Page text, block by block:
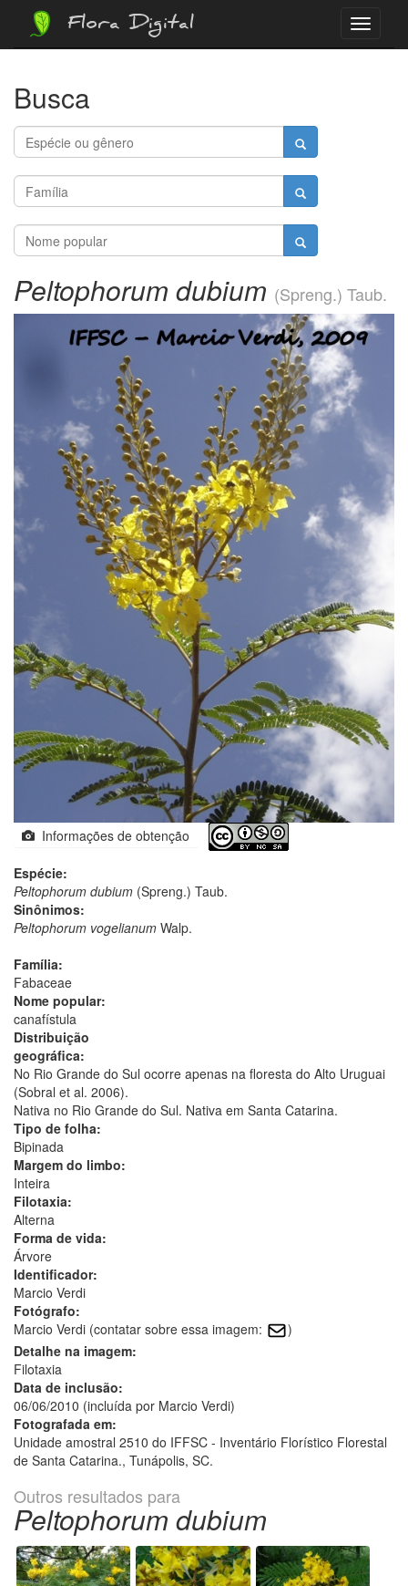
Menu
Flora Digital
Busca
Peltophorum dubium (Spreng.) Taub.
Informações de obtenção
Espécie:
Peltophorum dubium (Spreng.) Taub.
Sinônimos:
Peltophorum vogelianum Walp.
Família:
Fabaceae
Nome popular:
canafístula
Distribuição
geográfica:
No Rio Grande do Sul ocorre apenas na floresta do Alto Uruguai
(Sobral et al. 2006).
Nativa no Rio Grande do Sul. Nativa em Santa Catarina.
Tipo de folha:
Bipinada
Margem do limbo:
Inteira
Filotaxia:
Alterna
Forma de vida:
Árvore
Identificador:
Marcio Verdi
Fotógrafo:
Marcio Verdi (contatar sobre essa imagem:
)
Detalhe na imagem:
Filotaxia
Data de inclusão:
06/06/2010 (incluída por Marcio Verdi)
Fotografada em:
Unidade amostral 2510 do IFFSC - Inventário Florístico Florestal
de Santa Catarina., Tunápolis, SC.
Outros resultados para
Peltophorum dubium